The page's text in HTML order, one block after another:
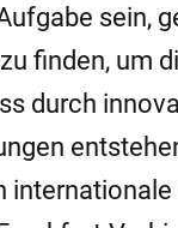
sein,
finden, um
durch